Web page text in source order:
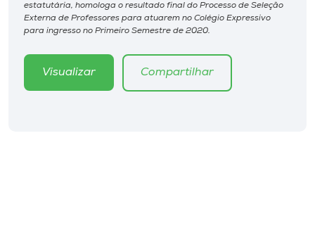
estatutária, homologa o resultado final do Processo de Seleção
Externa de Professores para atuarem no Colégio Expressivo
para ingresso no Primeiro Semestre de 2020.
Visualizar Compartilhar